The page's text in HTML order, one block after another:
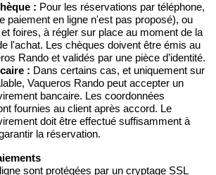
: Pour les réservations par téléphone,
paiement en ligne n'est pas proposé), ou
foires, à régler sur place au moment de la
l'achat. Les chèques doivent être émis au
Rando et validés par une pièce d’identité.
: Dans certains cas, et uniquement sur
Vaqueros Rando peut accepter un
bancaire. Les coordonnées
fournies au client après accord. Le
doit être effectué suffisamment à
la réservation.
sont protégées par un cryptage SSL